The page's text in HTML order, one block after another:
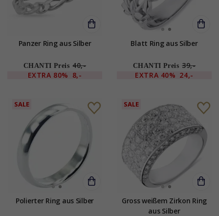
Panzer Ring aus Silber
CHANTI Preis 40,-
EXTRA 80% 8,-
Blatt Ring aus Silber
CHANTI Preis 39,-
EXTRA 40% 24,-
SALE
Polierter Ring aus Silber
SALE
Gross weißem Zirkon Ring
aus Silber